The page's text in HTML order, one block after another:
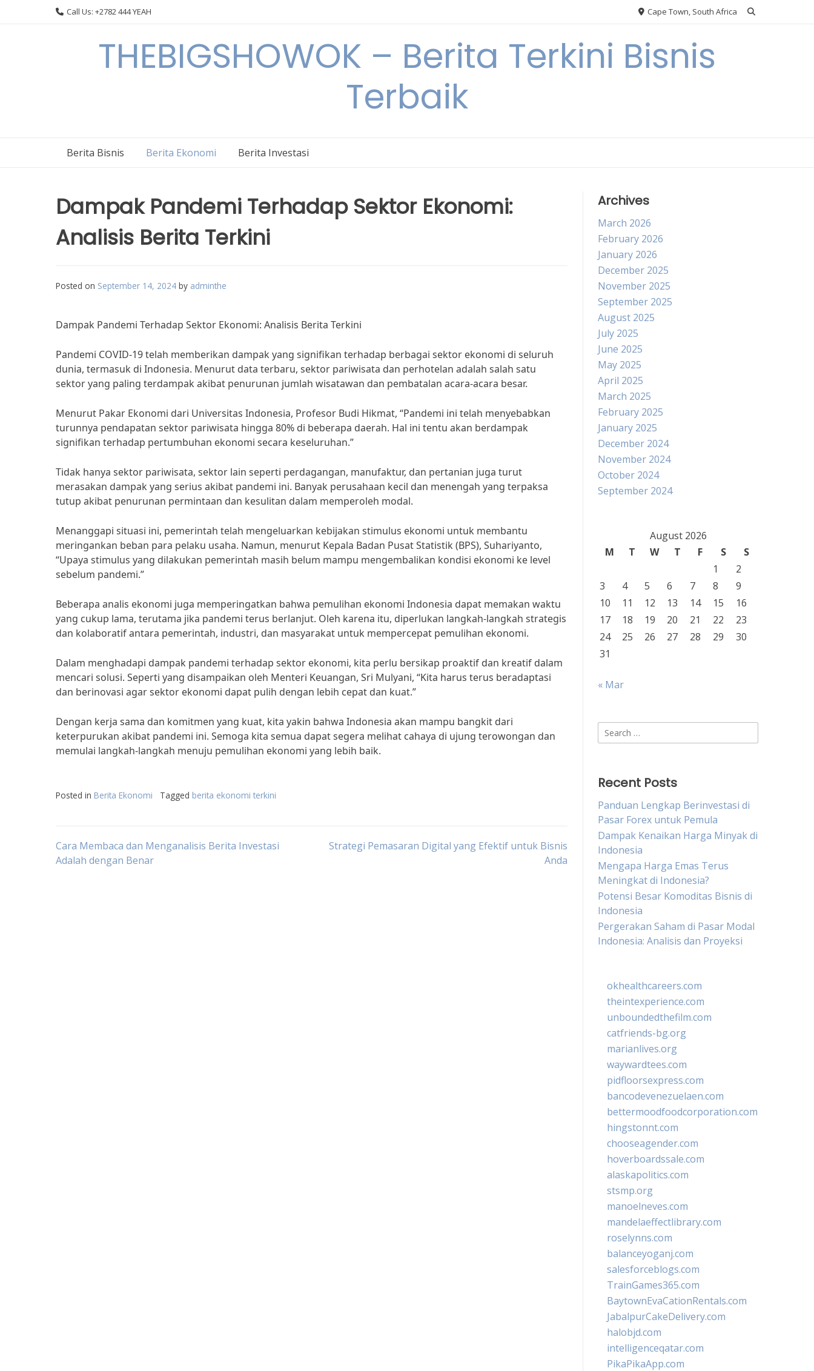
Call Us: +2782 444 YEAH Cape Town, South Africa
THEBIGSHOWOK – Berita Terkini Bisnis
Terbaik
Berita Bisnis Berita Ekonomi Berita Investasi
Dampak Pandemi Terhadap Sektor Ekonomi:
Analisis Berita Terkini
Posted on September 14, 2024 by adminthe
Dampak Pandemi Terhadap Sektor Ekonomi: Analisis Berita Terkini
Pandemi COVID-19 telah memberikan dampak yang signifikan terhadap berbagai sektor ekonomi di seluruh
dunia, termasuk di Indonesia. Menurut data terbaru, sektor pariwisata dan perhotelan adalah salah satu
sektor yang paling terdampak akibat penurunan jumlah wisatawan dan pembatalan acara-acara besar.
Menurut Pakar Ekonomi dari Universitas Indonesia, Profesor Budi Hikmat, “Pandemi ini telah menyebabkan
turunnya pendapatan sektor pariwisata hingga 80% di beberapa daerah. Hal ini tentu akan berdampak
signifikan terhadap pertumbuhan ekonomi secara keseluruhan.”
Tidak hanya sektor pariwisata, sektor lain seperti perdagangan, manufaktur, dan pertanian juga turut
merasakan dampak yang serius akibat pandemi ini. Banyak perusahaan kecil dan menengah yang terpaksa
tutup akibat penurunan permintaan dan kesulitan dalam memperoleh modal.
Menanggapi situasi ini, pemerintah telah mengeluarkan kebijakan stimulus ekonomi untuk membantu
meringankan beban para pelaku usaha. Namun, menurut Kepala Badan Pusat Statistik (BPS), Suhariyanto,
“Upaya stimulus yang dilakukan pemerintah masih belum mampu mengembalikan kondisi ekonomi ke level
sebelum pandemi.”
Beberapa analis ekonomi juga memperingatkan bahwa pemulihan ekonomi Indonesia dapat memakan waktu
yang cukup lama, terutama jika pandemi terus berlanjut. Oleh karena itu, diperlukan langkah-langkah strategis
dan kolaboratif antara pemerintah, industri, dan masyarakat untuk mempercepat pemulihan ekonomi.
Dalam menghadapi dampak pandemi terhadap sektor ekonomi, kita perlu bersikap proaktif dan kreatif dalam
mencari solusi. Seperti yang disampaikan oleh Menteri Keuangan, Sri Mulyani, “Kita harus terus beradaptasi
dan berinovasi agar sektor ekonomi dapat pulih dengan lebih cepat dan kuat.”
Dengan kerja sama dan komitmen yang kuat, kita yakin bahwa Indonesia akan mampu bangkit dari
keterpurukan akibat pandemi ini. Semoga kita semua dapat segera melihat cahaya di ujung terowongan dan
memulai langkah-langkah menuju pemulihan ekonomi yang lebih baik.
Posted in Berita Ekonomi Tagged berita ekonomi terkini
Post
Cara Membaca dan Menganalisis Berita Investasi
Adalah dengan Benar
Strategi Pemasaran Digital yang Efektif untuk Bisnis
Anda
Archives
March 2026
February 2026
January 2026
December 2025
November 2025
September 2025
August 2025
July 2025
June 2025
May 2025
April 2025
March 2025
February 2025
January 2025
December 2024
November 2024
October 2024
September 2024
August 2026
M
T W T F S
S
1
2
3
4 5 6 7 8
9
10
11 12 13 14 15
16
17
18 19 20 21 22
23
24
25 26 27 28 29
30
31
« Mar
Search
for:
Recent Posts
Panduan Lengkap Berinvestasi di
Pasar Forex untuk Pemula
Dampak Kenaikan Harga Minyak di
Indonesia
Mengapa Harga Emas Terus
Meningkat di Indonesia?
Potensi Besar Komoditas Bisnis di
Indonesia
Pergerakan Saham di Pasar Modal
Indonesia: Analisis dan Proyeksi
okhealthcareers.com
theintexperience.com
unboundedthefilm.com
catfriends-bg.org
marianlives.org
waywardtees.com
pidfloorsexpress.com
bancodevenezuelaen.com
bettermoodfoodcorporation.com
hingstonnt.com
chooseagender.com
hoverboardssale.com
alaskapolitics.com
stsmp.org
manoelneves.com
mandelaeffectlibrary.com
roselynns.com
balanceyoganj.com
salesforceblogs.com
TrainGames365.com
BaytownEvaCationRentals.com
JabalpurCakeDelivery.com
halobjd.com
intelligenceqatar.com
PikaPikaApp.com